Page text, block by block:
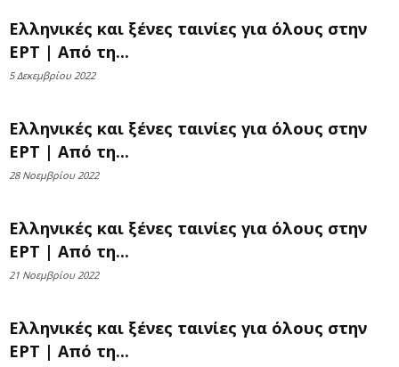
Ελληνικές και ξένες ταινίες για όλους στην
ΕΡΤ | Από τη...
5 Δεκεμβρίου 2022
Ελληνικές και ξένες ταινίες για όλους στην
ΕΡΤ | Από τη...
28 Νοεμβρίου 2022
Ελληνικές και ξένες ταινίες για όλους στην
ΕΡΤ | Από τη...
21 Νοεμβρίου 2022
Ελληνικές και ξένες ταινίες για όλους στην
ΕΡΤ | Από τη...